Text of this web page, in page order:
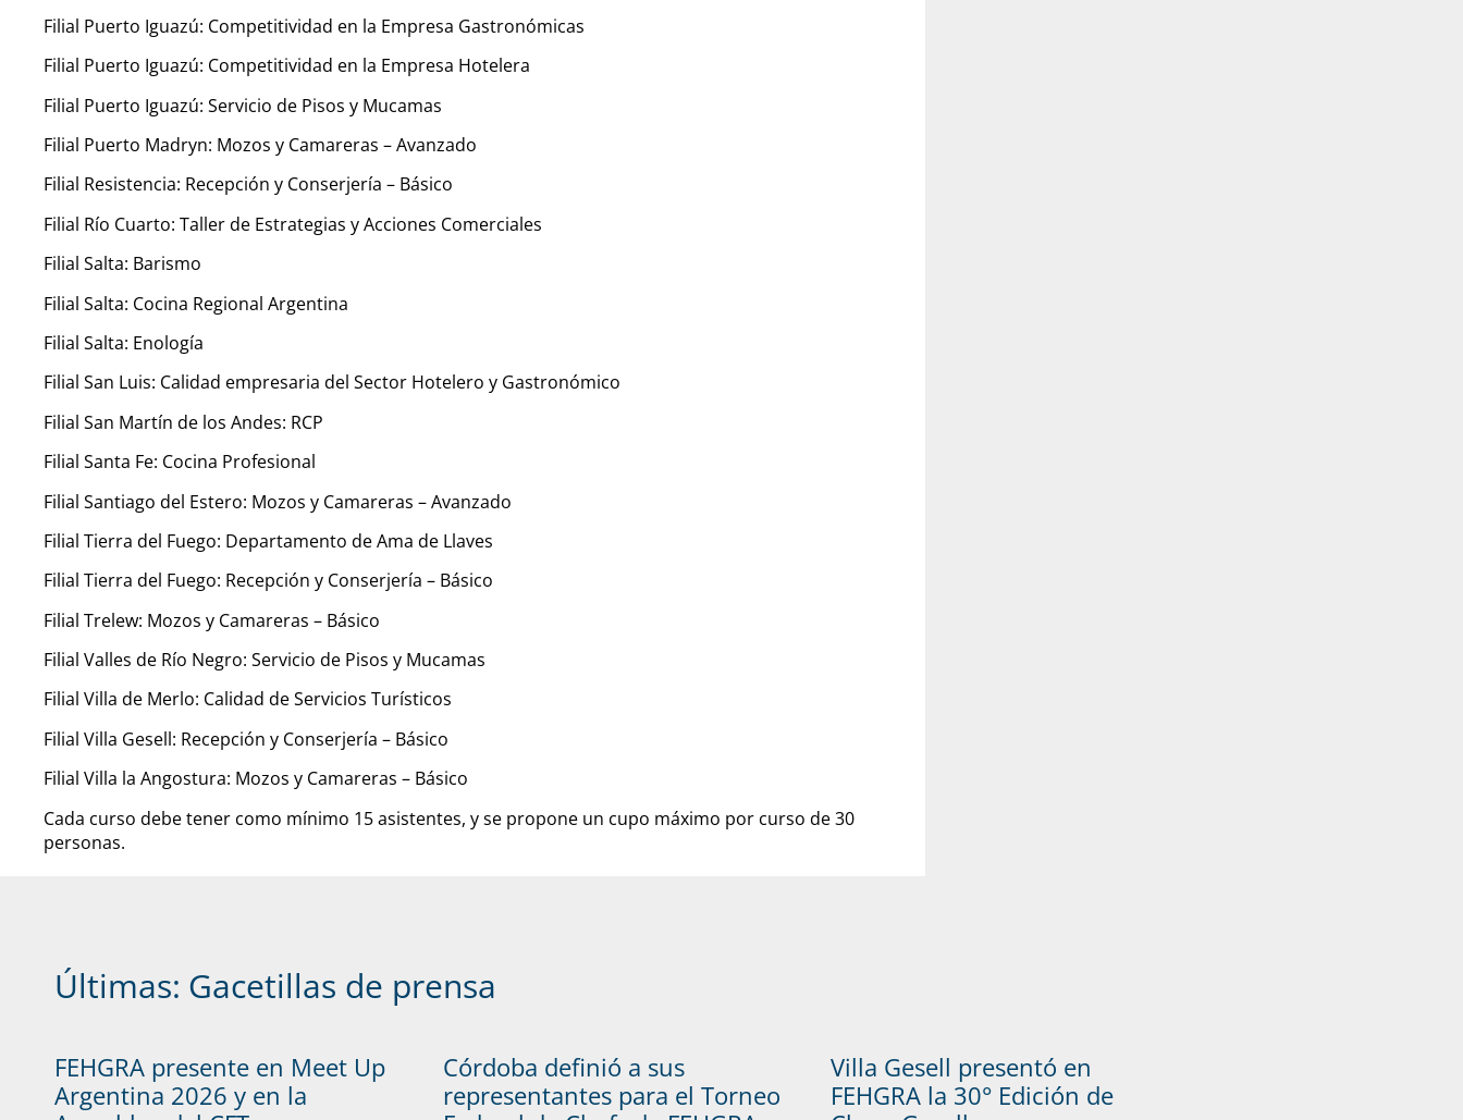
Filial Puerto Iguazú: Competitividad en la Empresa Gastronómicas
Filial Puerto Iguazú: Competitividad en la Empresa Hotelera
Filial Puerto Iguazú: Servicio de Pisos y Mucamas
Filial Puerto Madryn: Mozos y Camareras – Avanzado
Filial Resistencia: Recepción y Conserjería – Básico
Filial Río Cuarto: Taller de Estrategias y Acciones Comerciales
Filial Salta: Barismo
Filial Salta: Cocina Regional Argentina
Filial Salta: Enología
Filial San Luis: Calidad empresaria del Sector Hotelero y Gastronómico
Filial San Martín de los Andes: RCP
Filial Santa Fe: Cocina Profesional
Filial Santiago del Estero: Mozos y Camareras – Avanzado
Filial Tierra del Fuego: Departamento de Ama de Llaves
Filial Tierra del Fuego: Recepción y Conserjería – Básico
Filial Trelew: Mozos y Camareras – Básico
Filial Valles de Río Negro: Servicio de Pisos y Mucamas
Filial Villa de Merlo: Calidad de Servicios Turísticos
Filial Villa Gesell: Recepción y Conserjería – Básico
Filial Villa la Angostura: Mozos y Camareras – Básico
Cada curso debe tener como mínimo 15 asistentes, y se propone un cupo máximo por curso de 30
personas.
Últimas: Gacetillas de prensa
FEHGRA presente en Meet Up
Argentina 2026 y en la
Córdoba definió a sus
representantes para el Torneo
Villa Gesell presentó en
FEHGRA la 30° Edición de